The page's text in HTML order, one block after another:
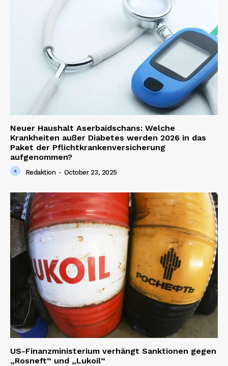
News Week
Magazine PRO
SUBSCRIBE NOW
Company
Contact us
Neuer Haushalt Aserbaidschans: Welche
Krankheiten außer Diabetes werden 2026 in das
Paket der Pflichtkrankenversicherung
aufgenommen?
Redaktion - October 23, 2025
US-Finanzministerium verhängt Sanktionen gegen
„Rosneft“ und „Lukoil“